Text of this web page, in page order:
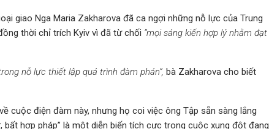
giao Nga Maria Zakharova đã ca ngợi những nỗ lực của Trung
thời chỉ trích Kyiv vì đã từ chối “mọi sáng kiến hợp lý nhằm đạt
nỗ lực thiết lập quá trình đàm phán”, bà Zakharova cho biết
cuộc điện đàm này, nhưng họ coi việc ông Tập sẵn sàng lắng
hợp pháp” là một diễn biến tích cực trong cuộc xung đột đang